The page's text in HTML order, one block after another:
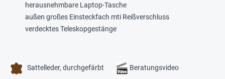
herausnehmbare Laptop-Tasche
außen großes Einsteckfach mti Reißverschluss
verdecktes Teleskopgestänge
Sattelleder, durchgefärbt Beratungsvideo